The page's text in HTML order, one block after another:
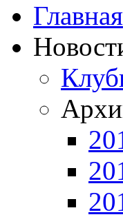
Главная